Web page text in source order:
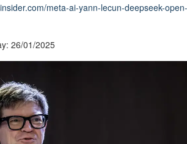
meta-ai-yann-lecun-deepseek-
26/01/2025